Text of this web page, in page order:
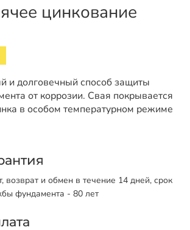
цинкование
и долговечный способ защиты
от коррозии. Свая покрывается
в особом температурном режиме
возврат и обмен в течение 14 дней, срок
фундамента - 80 лет